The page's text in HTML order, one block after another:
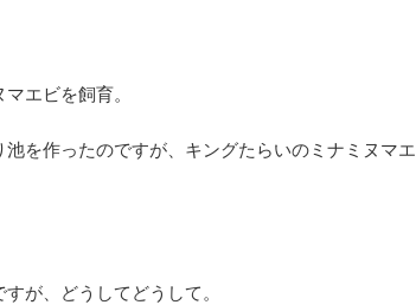
エビを飼育。
を作ったのですが、キングたらいのミナミヌマエ
が、どうしてどうして。